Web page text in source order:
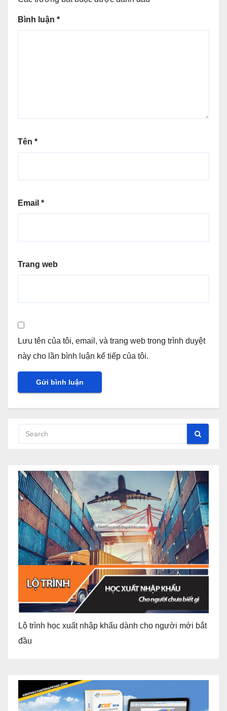
Bình luận *
Tên *
Email *
Trang web
Lưu tên của tôi, email, và trang web trong trình duyệt
này cho lần bình luận kế tiếp của tôi.
Lộ trình học xuất nhập khẩu dành cho người mới bắt
đầu